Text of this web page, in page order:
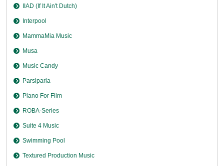
IIAD (If It Ain't Dutch)
Interpool
MammaMia Music
Musa
Music Candy
Parsiparla
Piano For Film
ROBA-Series
Suite 4 Music
Swimming Pool
Textured Production Music